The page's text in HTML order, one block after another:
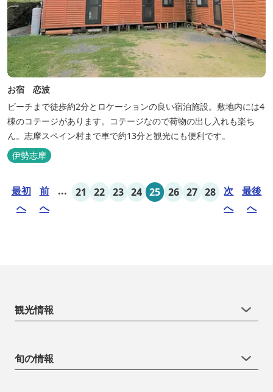
お宿 恋波
ビーチまで徒歩約2分とロケーションの良い宿泊施設。敷地内には4
棟のコテージがあります。コテージなので荷物の出し入れも楽ち
ん。志摩スペイン村まで車で約13分と観光にも便利です。
伊勢志摩
最初
へ
前
へ
... 21 22 23 24 25 26 27 28
次
へ
最後
へ
観光情報
旬の情報